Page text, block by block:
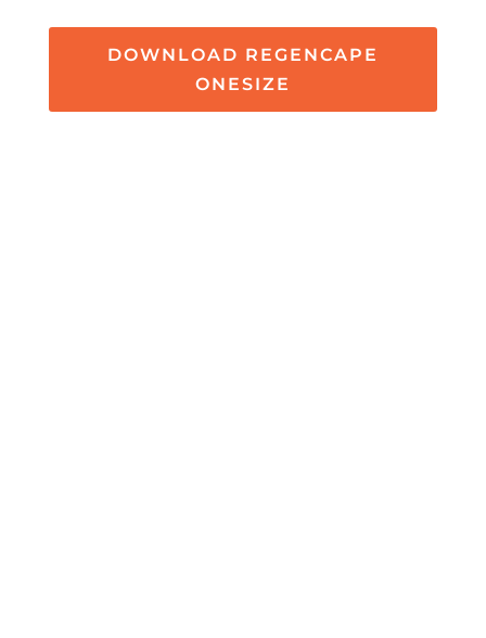
DOWNLOAD REGENCAPE
ONESIZE